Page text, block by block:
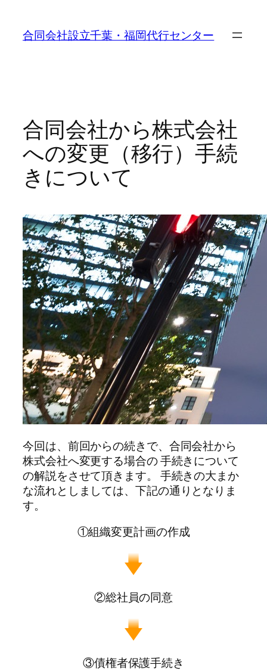
合同会社設立千葉・福岡代行センター
合同会社から株式会社
への変更（移行）手続
きについて
今回は、前回からの続きで、合同会社から
株式会社へ変更する場合の 手続きについて
の解説をさせて頂きます。 手続きの大まか
な流れとしましては、下記の通りとなりま
す。
①組織変更計画の作成
②総社員の同意
③債権者保護手続き